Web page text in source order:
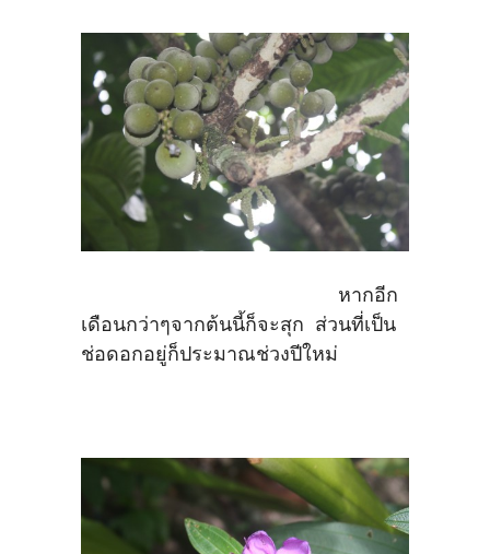
หากอีก
เดือนกว่าๆจากต้นนี้ก็จะสุก ส่วนที่เป็น
ช่อดอกอยู่ก็ประมาณช่วงปีใหม่